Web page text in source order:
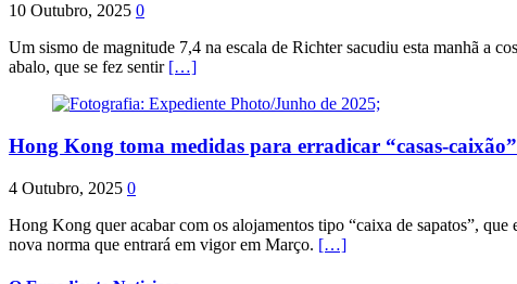
10 Outubro, 2025 0
Um sismo de magnitude 7,4 na escala de Richter sacudiu esta manhã a
abalo, que se fez sentir […]
Hong Kong toma medidas para erradicar “casas-caixão”
4 Outubro, 2025 0
Hong Kong quer acabar com os alojamentos tipo “caixa de sapatos”,
nova norma que entrará em vigor em Março. […]